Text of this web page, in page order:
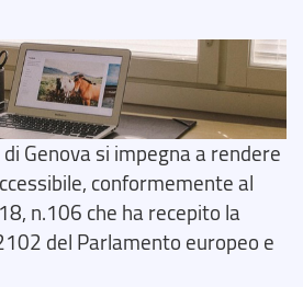
Genova si impegna a rendere
conformemente al
n.106 che ha recepito la
del Parlamento europeo e